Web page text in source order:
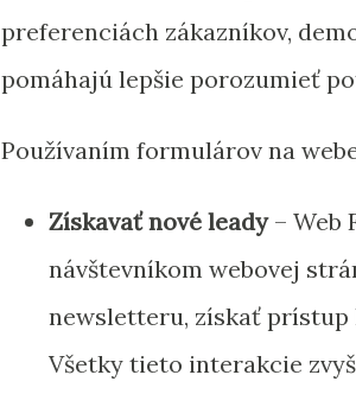
preferenciách zákazníkov,
pomáhajú lepšie porozumieť
Používaním formulárov na
Získavať nové leady– Web
návštevníkom webovej
newsletteru, získať prístup
Všetky tieto interakcie